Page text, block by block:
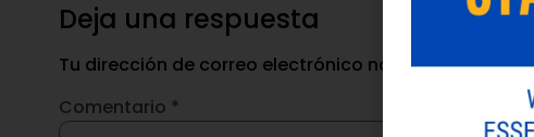
Deja una respuesta
Tu dirección de correo electrónico no será publicada.
Comentario *